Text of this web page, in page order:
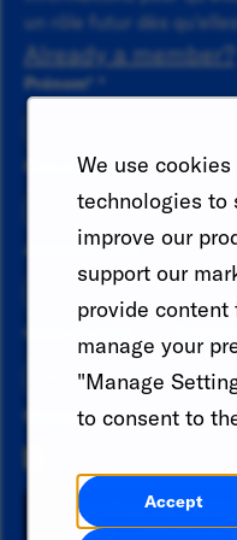
We use
technologies to
improve our
support our
provide content
manage your
"Manage
to consent to
Accept
un rôle futur dès
Already a member?
Prénom*
Nom de famille*
Adresse email*
Resume
Recherchez une
liste des suggestions.